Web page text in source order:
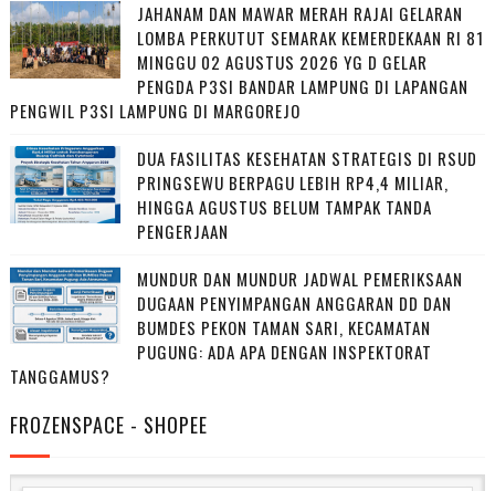
JAHANAM DAN MAWAR MERAH RAJAI GELARAN
LOMBA PERKUTUT SEMARAK KEMERDEKAAN RI 81
MINGGU 02 AGUSTUS 2026 YG D GELAR
PENGDA P3SI BANDAR LAMPUNG DI LAPANGAN
PENGWIL P3SI LAMPUNG DI MARGOREJO
DUA FASILITAS KESEHATAN STRATEGIS DI RSUD
PRINGSEWU BERPAGU LEBIH RP4,4 MILIAR,
HINGGA AGUSTUS BELUM TAMPAK TANDA
PENGERJAAN
MUNDUR DAN MUNDUR JADWAL PEMERIKSAAN
DUGAAN PENYIMPANGAN ANGGARAN DD DAN
BUMDES PEKON TAMAN SARI, KECAMATAN
PUGUNG: ADA APA DENGAN INSPEKTORAT
TANGGAMUS?
FROZENSPACE - SHOPEE